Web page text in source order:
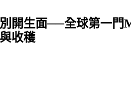
別開生面──全球第一門
收穫